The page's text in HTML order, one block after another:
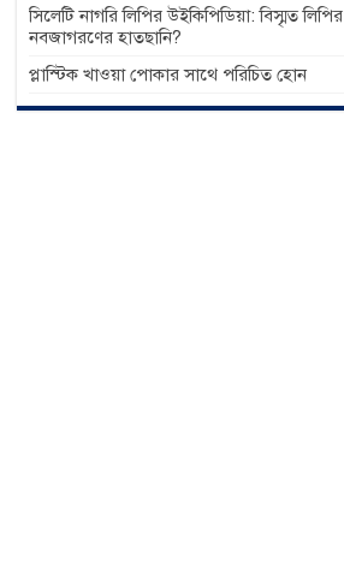
সিলেটি নাগরি লিপির উইকিপিডিয়া: বিস্মৃত লিপির
নবজাগরণের হাতছানি?
প্লাস্টিক খাওয়া পোকার সাথে পরিচিত হোন